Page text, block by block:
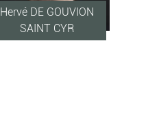
Hervé DE GOUVION
SAINT CYR